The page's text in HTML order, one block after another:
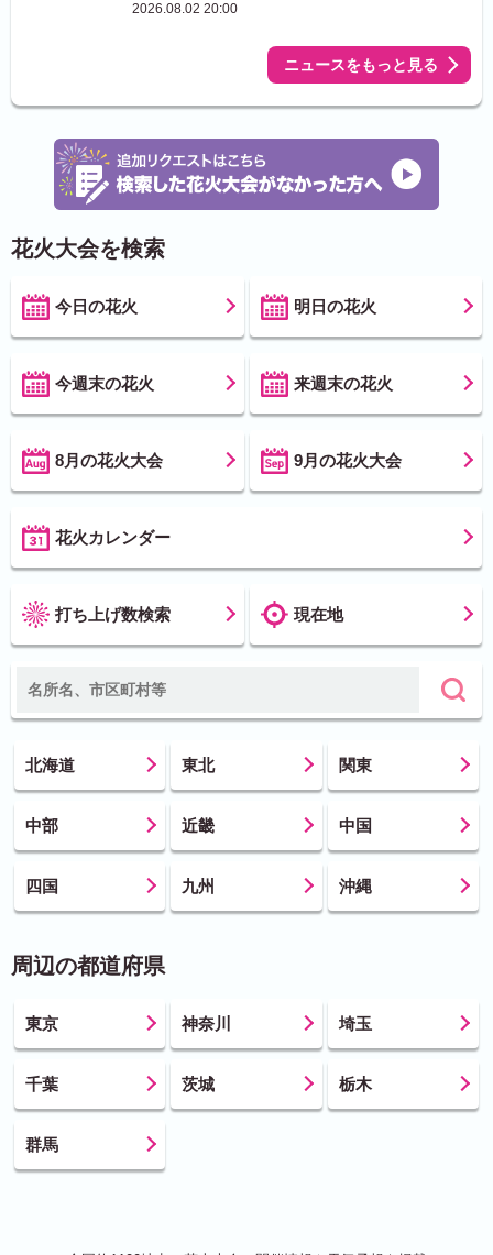
2026.08.02 20:00
ニュースをもっと見る
花火大会を検索
今日の花火 明日の花火
今週末の花火 来週末の花火
8月の花火大会 9月の花火大会
花火カレンダー
打ち上げ数検索 現在地
北海道 東北 関東
中部 近畿 中国
四国 九州 沖縄
周辺の都道府県
東京 神奈川 埼玉
千葉 茨城 栃木
群馬